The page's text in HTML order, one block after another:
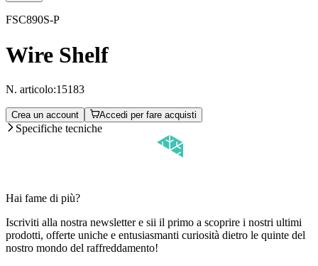
FSC890S-P
Wire Shelf
N. articolo:15183
Crea un account Accedi per fare acquisti
Specifiche tecniche
Hai fame di più?
Iscriviti alla nostra newsletter e sii il primo a scoprire i nostri ultimi
prodotti, offerte uniche e entusiasmanti curiosità dietro le quinte del
nostro mondo del raffreddamento!